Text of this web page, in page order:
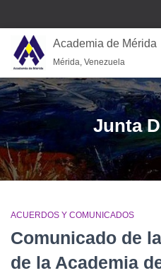
Academia de Mérida
Mérida, Venezuela
Junta
ACUERDOS Y COMUNICADOS
Comunicado de
de la Academia